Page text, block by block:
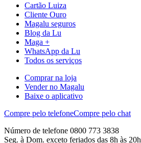
Cartão Luiza
Cliente Ouro
Magalu seguros
Blog da Lu
Maga +
WhatsApp da Lu
Todos os serviços
Comprar na loja
Vender no Magalu
Baixe o aplicativo
Compre pelo telefoneCompre pelo chat
Número de telefone 0800 773 3838
Seg. à Dom. exceto feriados das 8h às 20h